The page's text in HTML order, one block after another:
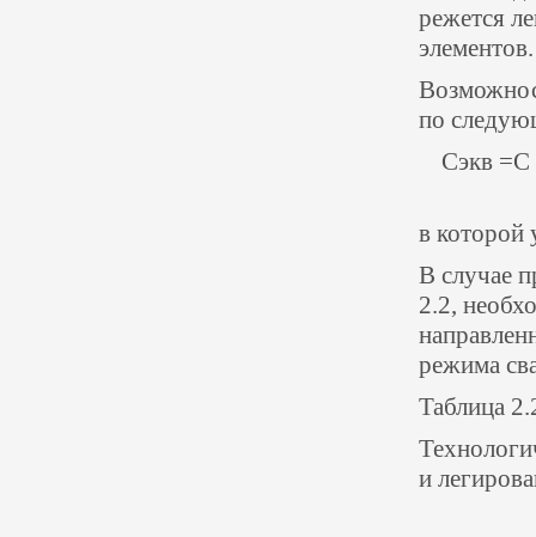
режется
элементов.
по
Сэкв =С
в которой
В случае
2.2,
режима
Таблица
и